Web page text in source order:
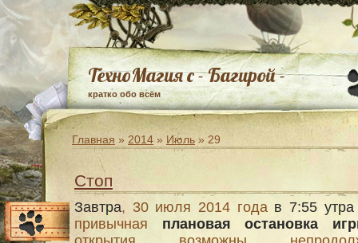
ТехноМагия с - Багирой -
кратко обо всём
Главная » 2014 » Июль » 29
Стоп
Завтра, 30 июля 2014 года в 7:55 утра
привычная плановая остановка